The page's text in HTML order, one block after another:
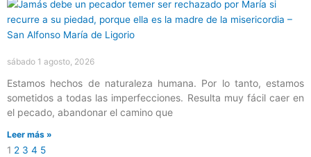
sábado 1 agosto, 2026
Estamos hechos de naturaleza humana. Por lo tanto, estamos
sometidos a todas las imperfecciones. Resulta muy fácil caer en
el pecado, abandonar el camino que
Leer más »
1 2 3 4 5